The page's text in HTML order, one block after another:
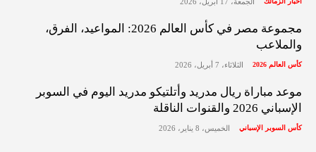
مجموعة مصر في كأس العالم 2026: المواعيد، الفرق،
والملاعب
كأس العالم 2026 الثلاثاء، 7 أبريل، 2026
موعد مباراة ريال مدريد وأتلتيكو مدريد اليوم في السوبر
الإسباني 2026 والقنوات الناقلة
كأس السوبر الإسباني الخميس، 8 يناير، 2026